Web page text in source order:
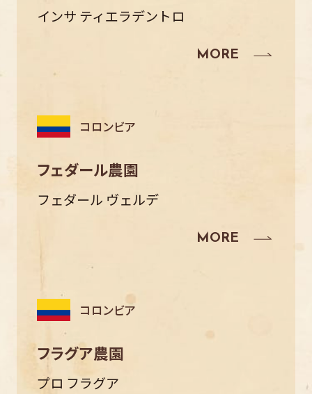
インサ ティエラデントロ
コロンビア
フェダール農園
フェダール ヴェルデ
コロンビア
フラグア農園
プロ フラグア